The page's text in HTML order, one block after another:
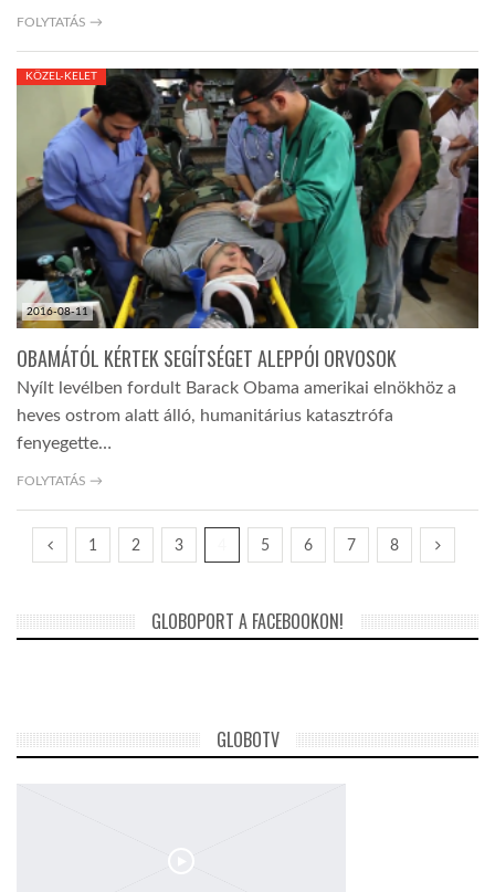
FOLYTATÁS →
2016-08-11
KÖZEL-KELET
OBAMÁTÓL KÉRTEK SEGÍTSÉGET ALEPPÓI ORVOSOK
Nyílt levélben fordult Barack Obama amerikai elnökhöz a
heves ostrom alatt álló, humanitárius katasztrófa
fenyegette…
FOLYTATÁS →
1 2 3 5 6 7 8
GLOBOPORT A FACEBOOKON!
GLOBOTV